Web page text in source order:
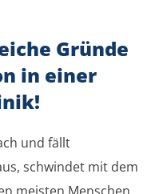
Gründe
in einer
und fällt
schwindet mit dem